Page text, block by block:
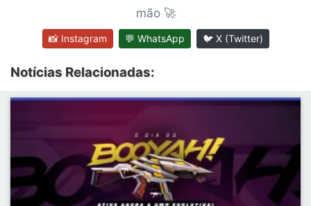
mão 🚀
📸 Instagram 💬 WhatsApp 🐦 X (Twitter)
Notícias Relacionadas: